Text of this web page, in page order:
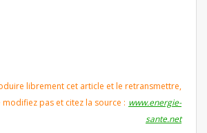
librement cet article et le retransmettre,
modifiez pas et citez la source : www.energie-
sante.net